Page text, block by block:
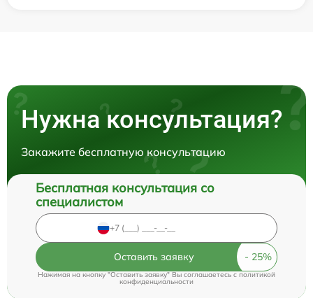
Нужна консультация?
Закажите бесплатную консультацию
Бесплатная консультация со
специалистом
Оставить заявку
Нажимая на кнопку "Оставить заявку" Вы соглашаетесь cполитикой
конфиденциальности